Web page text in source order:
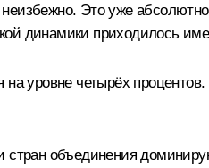
Это уже
динамики приходилось
уровне четырёх
объединения